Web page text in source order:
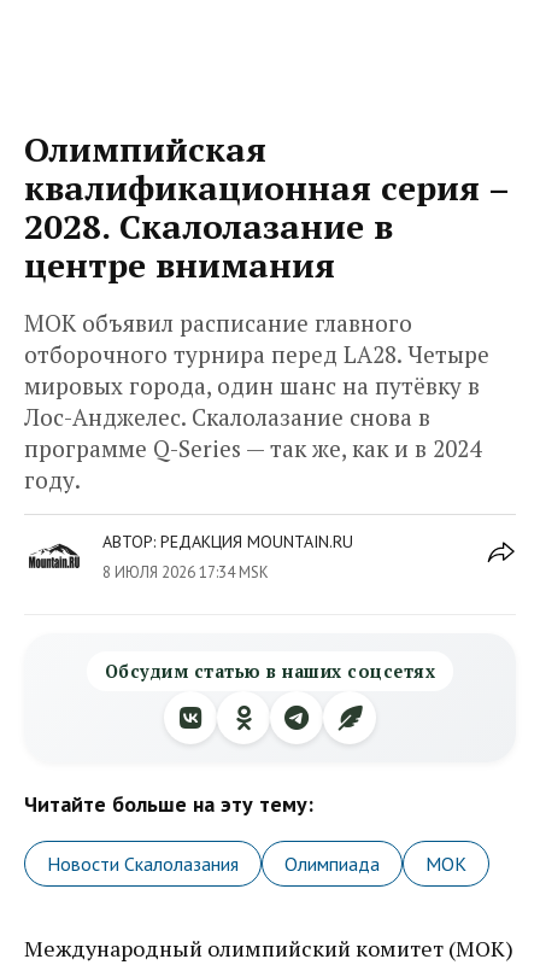
Олимпийская
квалификационная серия –
2028. Скалолазание в
центре внимания
МОК объявил расписание главного
отборочного турнира перед LA28. Четыре
мировых города, один шанс на путёвку в
Лос-Анджелес. Скалолазание снова в
программе Q-Series — так же, как и в 2024
году.
АВТОР: РЕДАКЦИЯ MOUNTAIN.RU
8 ИЮЛЯ 2026 17:34 MSK
Обсудим статью в наших соцсетях
Читайте больше на эту тему:
Новости Скалолазания Олимпиада МОК
Международный олимпийский комитет (МОК)